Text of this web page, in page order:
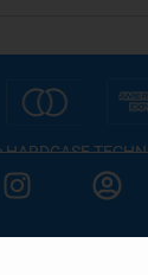
HARDCASE
de TVA
Avis